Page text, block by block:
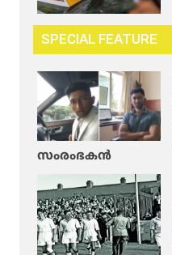
SPECIAL FEATURE
സംരംഭകൻ